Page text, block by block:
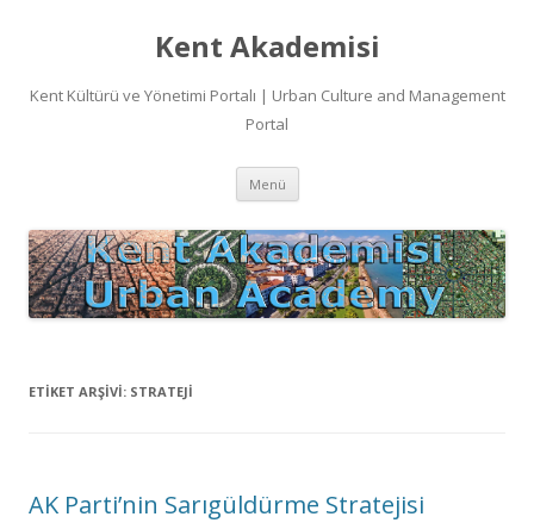
Kent Akademisi
Kent Kültürü ve Yönetimi Portalı | Urban Culture and Management
Portal
Menü İçeriğe
ETIKET ARŞIVI: STRATEJI
AK Parti’nin Sarıgüldürme Stratejisi